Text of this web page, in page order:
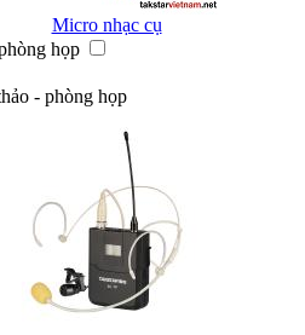
Micro nhạc cụ
họp
- phòng họp